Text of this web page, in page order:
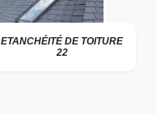
ETANCHÉITÉ DE TOITURE
22